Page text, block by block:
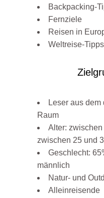
Backpacking-
Fernziele
Reisen in
Weltreise-Tipps
Leser aus
Raum
Alter:
zwischen 25 und
Geschlecht:
männlich
Natur- und
Alleinreisende